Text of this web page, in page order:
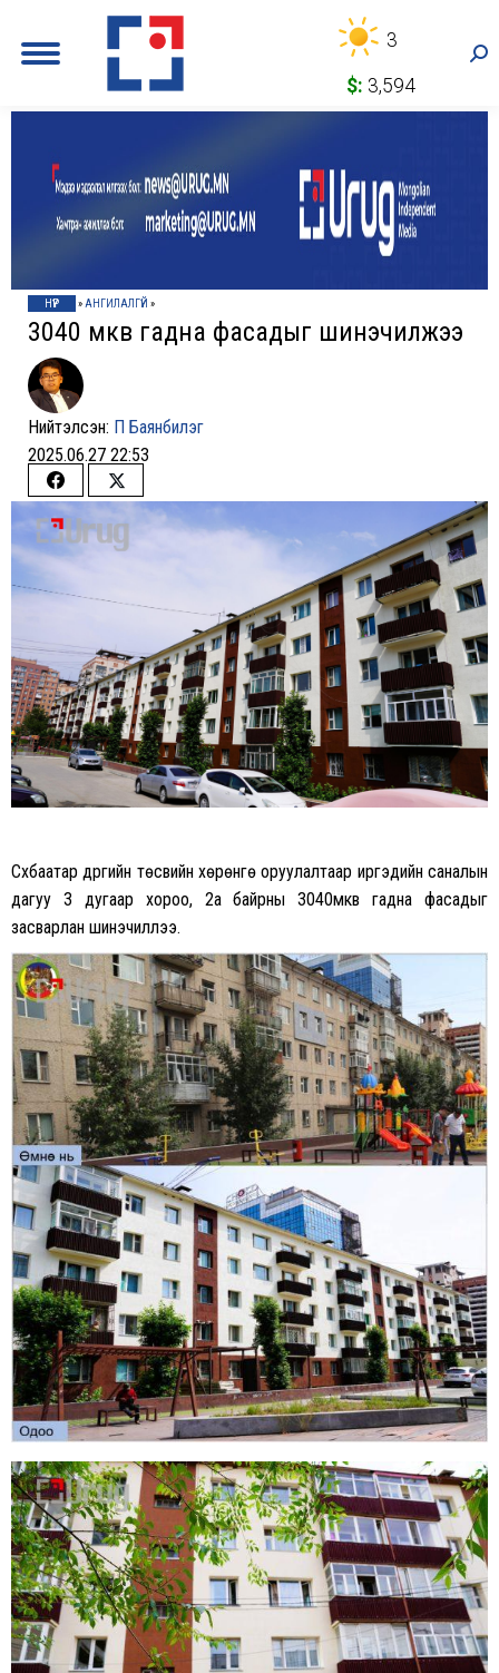
3
$: 3,594
НҮҮР » АНГИЛАЛГҮЙ »
3040 мкв гадна фасадыг шинэчилжээ
Нийтэлсэн: П Баянбилэг
2025.06.27 22:53
Share
on
Facebook
Share
on
Сүхбаатар дүүргийн төсвийн хөрөнгө оруулалтаар иргэдийн саналын
дагуу 3 дугаар хороо, 2а байрны 3040мкв гадна фасадыг
засварлан шинэчиллээ.